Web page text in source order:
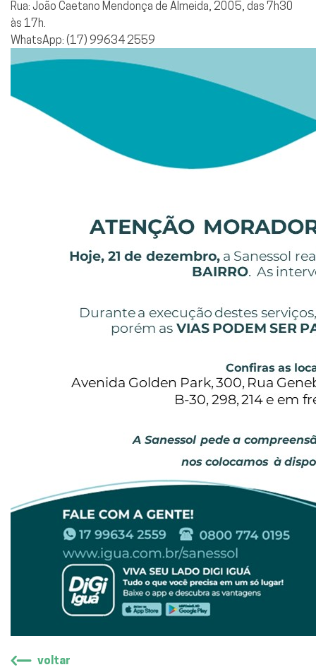
Rua: João Caetano Mendonça de Almeida, 2005, das 7h30
às 17h.
WhatsApp: (17) 99634 2559
voltar